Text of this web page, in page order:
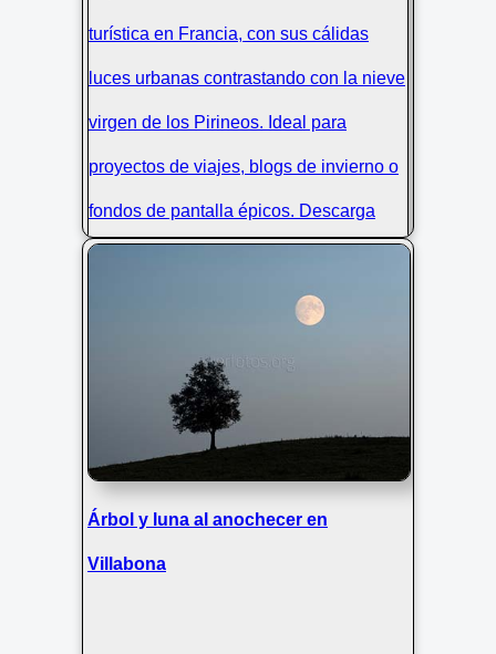
Anochecer
Árbol y luna al anochecer en
Villabona